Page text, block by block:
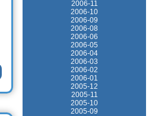
2006-11
2006-10
2006-09
2006-08
2006-06
2006-05
2006-04
2006-03
2006-02
2006-01
2005-12
2005-11
2005-10
2005-09